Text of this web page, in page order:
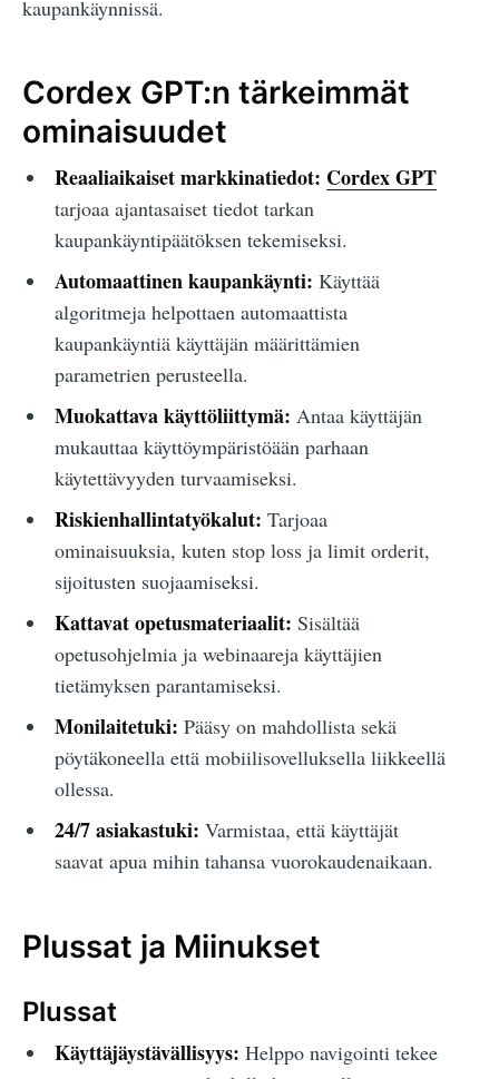
kaupankäynnissä.
Cordex GPT:n tärkeimmät
ominaisuudet
Reaaliaikaiset markkinatiedot: Cordex GPT
tarjoaa ajantasaiset tiedot tarkan
kaupankäyntipäätöksen tekemiseksi.
Automaattinen kaupankäynti: Käyttää
algoritmeja helpottaen automaattista
kaupankäyntiä käyttäjän määrittämien
parametrien perusteella.
Muokattava käyttöliittymä: Antaa käyttäjän
mukauttaa käyttöympäristöään parhaan
käytettävyyden turvaamiseksi.
Riskienhallintatyökalut: Tarjoaa
ominaisuuksia, kuten stop loss ja limit orderit,
sijoitusten suojaamiseksi.
Kattavat opetusmateriaalit: Sisältää
opetusohjelmia ja webinaareja käyttäjien
tietämyksen parantamiseksi.
Monilaitetuki: Pääsy on mahdollista sekä
pöytäkoneella että mobiilisovelluksella liikkeellä
ollessa.
24/7 asiakastuki: Varmistaa, että käyttäjät
saavat apua mihin tahansa vuorokaudenaikaan.
Plussat ja Miinukset
Plussat
Käyttäjäystävällisyys: Helppo navigointi tekee